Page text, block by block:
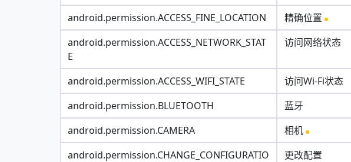
android.permission.ACCESS_FINE_LOCATION
精确位置
android.permission.ACCESS_NETWORK_STAT
E
访问网络状态
android.permission.ACCESS_WIFI_STATE
访问Wi-Fi状态
android.permission.BLUETOOTH
蓝牙
android.permission.CAMERA
相机
android.permission.CHANGE_CONFIGURATIO
更改配置